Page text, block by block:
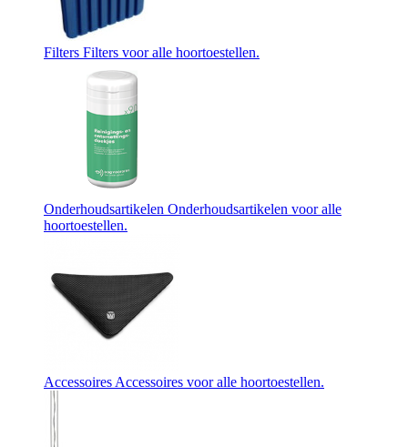
Filters Filters voor alle hoortoestellen.
Onderhoudsartikelen Onderhoudsartikelen voor alle
hoortoestellen.
AccessoiresAccessoires voor alle hoortoestellen.